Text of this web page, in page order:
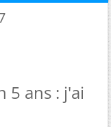
5 ans : j'ai